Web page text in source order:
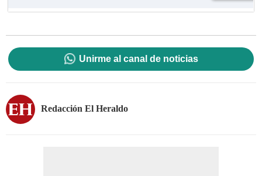
Unirme al canal de noticias
Redacción El Heraldo